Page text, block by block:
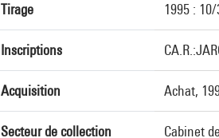
Tirage 1995 :
Inscriptions
Acquisition Achat,
Secteur de collection Cabinet